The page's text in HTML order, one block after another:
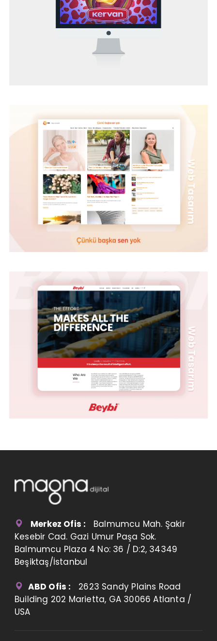
BEYBİ – WEB TASARIM
Merkez Ofis : Balmumcu Mah. Şakir
Kesebir Cad. Gazi Umur Paşa Sok.
Balmumcu Plaza 4 No: 36 / D:2, 34349
Beşiktaş/İstanbul
ABD Ofis : 2623 Sandy Plains Road
Building 202 Marietta, GA 30066 Atlanta /
USA